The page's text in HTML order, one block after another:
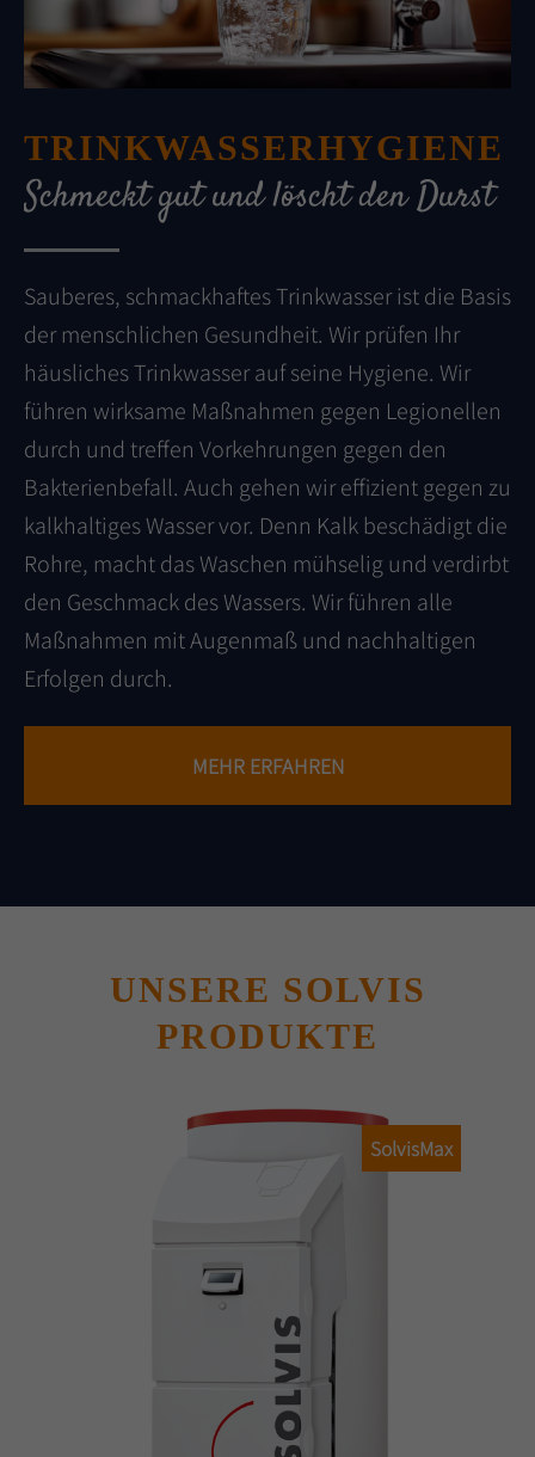
TRINKWASSERHYGIENE
Schmeckt gut und löscht den Durst
Sauberes, schmackhaftes Trinkwasser ist die Basis
der menschlichen Gesundheit. Wir prüfen Ihr
häusliches Trinkwasser auf seine Hygiene. Wir
führen wirksame Maßnahmen gegen Legionellen
durch und treffen Vorkehrungen gegen den
Bakterienbefall. Auch gehen wir effizient gegen zu
kalkhaltiges Wasser vor. Denn Kalk beschädigt die
Rohre, macht das Waschen mühselig und verdirbt
den Geschmack des Wassers. Wir führen alle
Maßnahmen mit Augenmaß und nachhaltigen
Erfolgen durch.
MEHR ERFAHREN
UNSERE SOLVIS
PRODUKTE
SolvisMax